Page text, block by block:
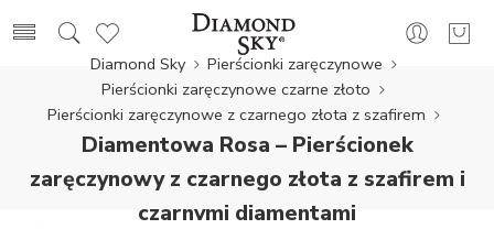
Diamond Sky
Pierścionki zaręczynowe
Pierścionki zaręczynowe czarne złoto
Pierścionki zaręczynowe z czarnego złota z szafirem
Diamentowa Rosa – Pierścionek
zaręczynowy z czarnego złota z szafirem i
czarnymi diamentami